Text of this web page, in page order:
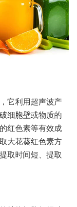
它利用超声波产
细胞壁或物质的
红色素等有效成
大花葵红色素方
取时间短、提取